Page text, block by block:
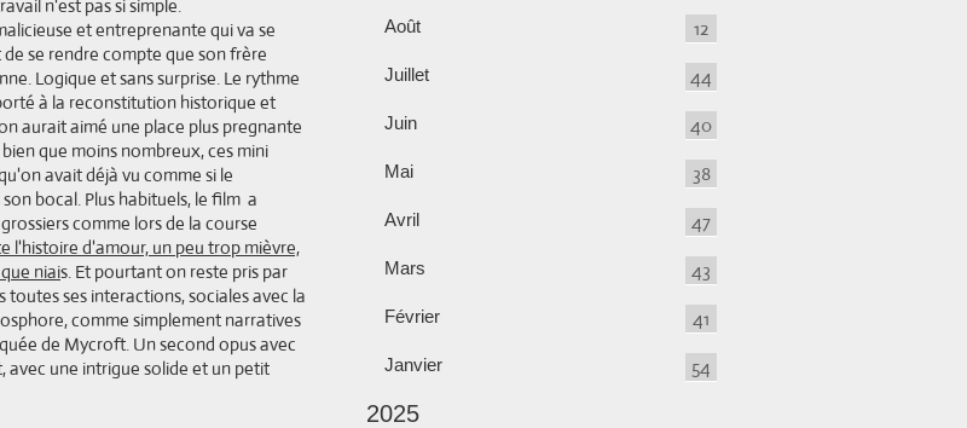
n'est pas si simple.
et entreprenante qui va se
se rendre compte que son frère
Logique et sans surprise. Le rythme
à la reconstitution historique et
aurait aimé une place plus pregnante
que moins nombreux, ces mini
avait déjà vu comme si le
bocal. Plus habituels, le film a
comme lors de la course
l'histoire d'amour, un peu trop mièvre,
niais. Et pourtant on reste pris par
ses interactions, sociales avec la
comme simplement narratives
de Mycroft. Un second opus avec
avec une intrigue solide et un petit
Août 12
Juillet 44
Juin 40
Mai 38
Avril 47
Mars 43
Février 41
Janvier 54
2025